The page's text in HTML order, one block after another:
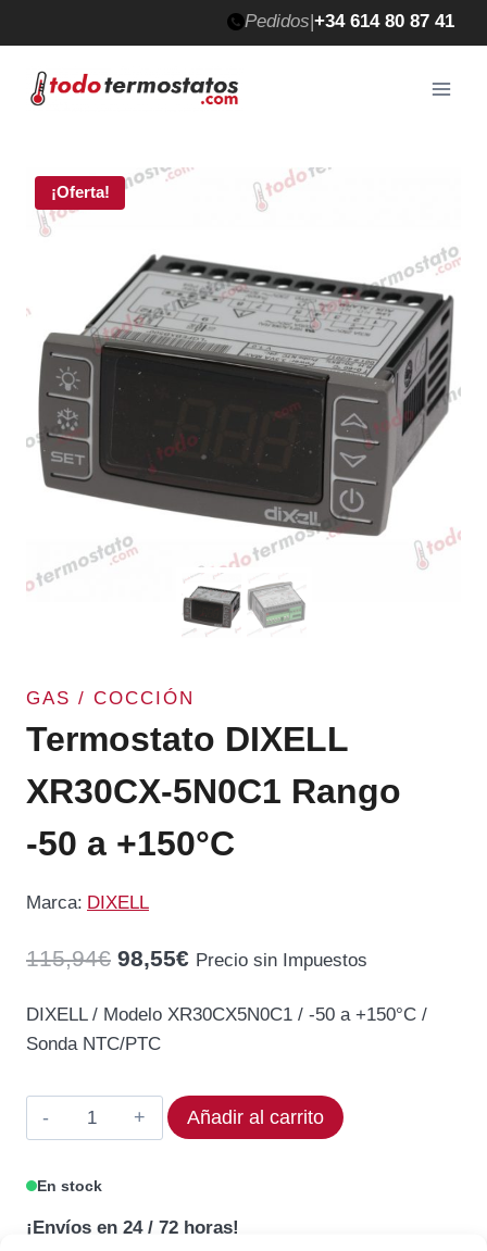
al
contenido
Pedidos|+34 614 80 87 41
¡Oferta!
GAS / COCCIÓN
Termostato DIXELL
XR30CX-5N0C1 Rango
-50 a +150°C
Marca: DIXELL
115,94€ El
original
115,94€.
98,55€El
98,55€.
Precio sin Impuestos
DIXELL / Modelo XR30CX5N0C1 / -50 a +150°C /
Sonda NTC/PTC
Termostato
DIXELL
5N0C1
Rango
Añadir al carrito
En stock
¡Envíos en 24 / 72 horas!